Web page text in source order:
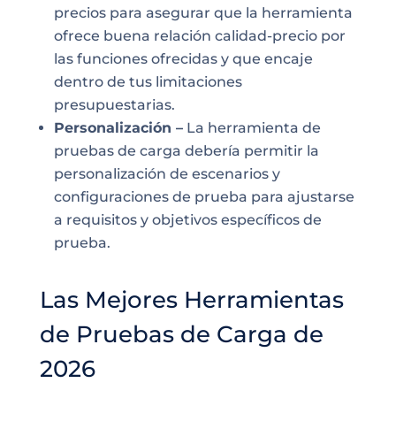
precios para asegurar que la herramienta
ofrece buena relación calidad-precio por
las funciones ofrecidas y que encaje
dentro de tus limitaciones
presupuestarias.
Personalización –La herramienta de
pruebas de carga debería permitir la
personalización de escenarios y
configuraciones de prueba para ajustarse
a requisitos y objetivos específicos de
prueba.
Las Mejores Herramientas
de Pruebas de Carga de
2026